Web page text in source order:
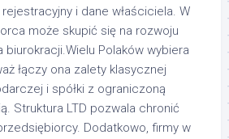
i dane właściciela. W
może skupić się na rozwoju
biurokracji.Wielu Polaków wybiera
łączy ona zalety klasycznej
i spółki z ograniczoną
Struktura LTD pozwala chronić
Dodatkowo, firmy w